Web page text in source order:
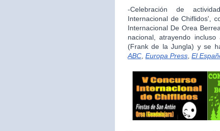
-Celebración de
Internacional de Chiflidos',
Internacional De Orea
nacional, atrayendo
(Frank de la Jungla) y se
ABC, Europa Press, El